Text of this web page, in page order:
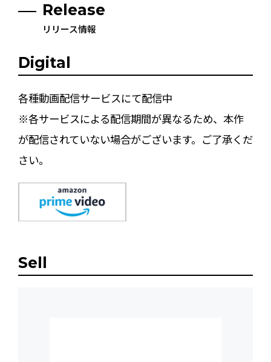
Release
リリース情報
Digital
各種動画配信サービスにて配信中
※各サービスによる配信期間が異なるため、本作
が配信されていない場合がございます。ご了承くだ
さい。
Sell